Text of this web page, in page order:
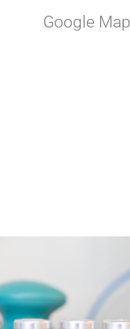
Google